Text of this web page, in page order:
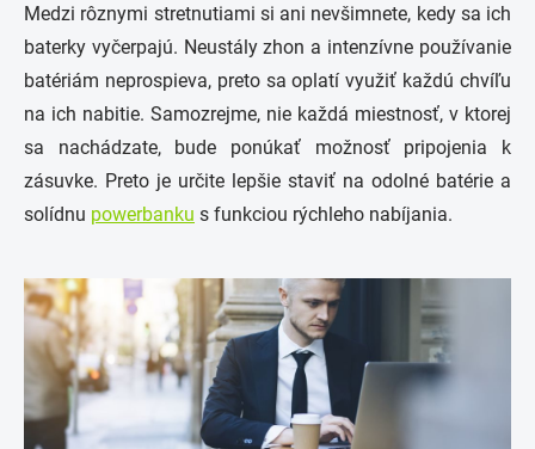
Medzi rôznymi stretnutiami si ani nevšimnete, kedy sa ich
baterky vyčerpajú. Neustály zhon a intenzívne používanie
batériám neprospieva, preto sa oplatí využiť každú chvíľu
na ich nabitie. Samozrejme, nie každá miestnosť, v ktorej
sa nachádzate, bude ponúkať možnosť pripojenia k
zásuvke. Preto je určite lepšie staviť na odolné batérie a
solídnu powerbanku s funkciou rýchleho nabíjania.